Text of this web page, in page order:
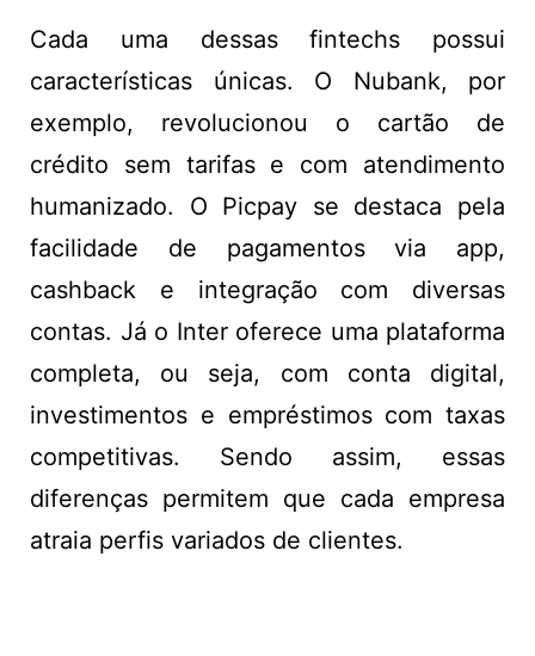
Cada uma dessas fintechs possui
características únicas. O Nubank, por
exemplo, revolucionou o cartão de
crédito sem tarifas e com atendimento
humanizado. O Picpay se destaca pela
facilidade de pagamentos via app,
cashback e integração com diversas
contas. Já o Inter oferece uma plataforma
completa, ou seja, com conta digital,
investimentos e empréstimos com taxas
competitivas. Sendo assim, essas
diferenças permitem que cada empresa
atraia perfis variados de clientes.